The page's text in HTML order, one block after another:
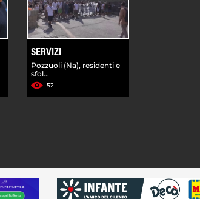
SERVIZI
Pozzuoli (Na), residenti e
sfol...
52